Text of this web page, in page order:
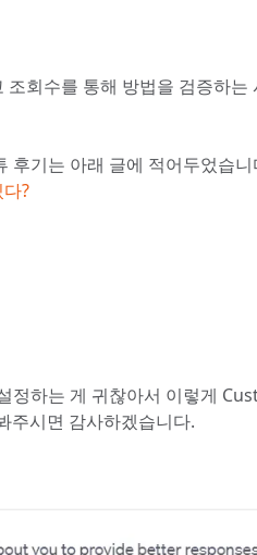
회수를 통해 방법을 검증하는
후기는 아래 글에 적어두었습니
?
정하는 게 귀찮아서 이렇게
시면 감사하겠습니다.